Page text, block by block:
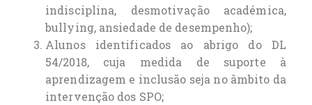
indisciplina, desmotivação académica,
bullying, ansiedade de desempenho);
Alunos identificados ao abrigo do DL
54/2018, cuja medida de suporte à
aprendizagem e inclusão seja no âmbito da
intervenção dos SPO;